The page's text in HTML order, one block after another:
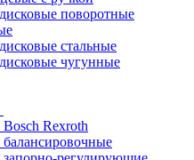
поворотные
стальные
чугунные
Rexroth